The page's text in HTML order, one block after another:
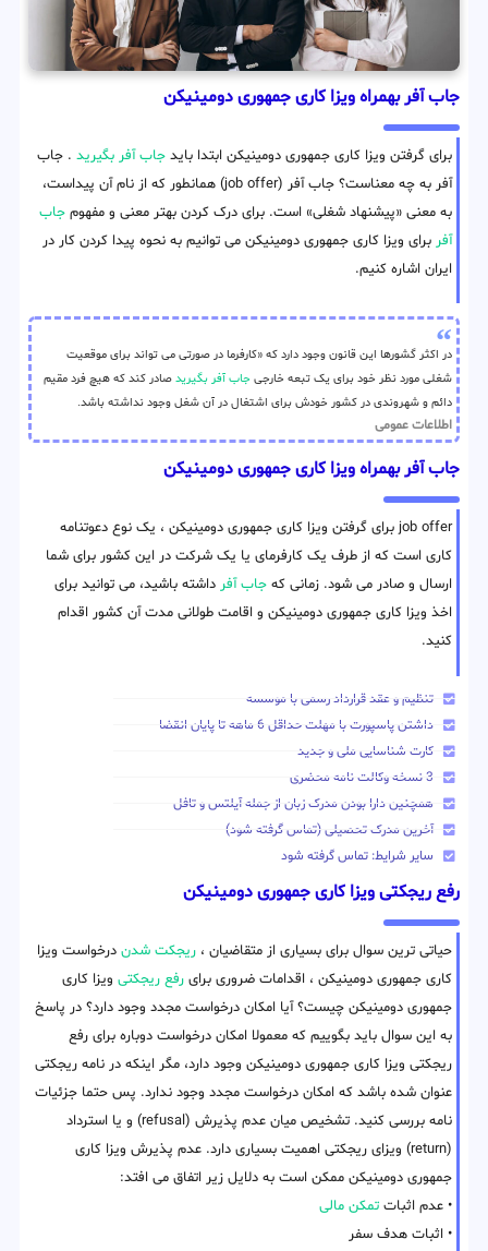
جاب آفر بهمراه ویزا کاری جمهوری دومینیکن
برای گرفتن ویزا کاری جمهوری دومینیکن ابتدا باید جاب آفر بگیرید . جاب
آفر به چه معناست؟ جاب آفر (job offer) همانطور که از نام آن پیداست،
به معنی «پیشنهاد شغلی» است. برای درک کردن بهتر معنی و مفهوم جاب
آفر برای ویزا کاری جمهوری دومینیکن می توانیم به نحوه پیدا کردن کار در
ایران اشاره کنیم.
در اکثر گشورها این قانون وجود دارد که «کارفرما در صورتی می تواند برای موقعیت
شغلی مورد نظر خود برای یک تبعه خارجی جاب آفر بگیرید صادر کند که هیچ فرد مقیم
دائم و شهروندی در کشور خودش برای اشتغال در آن شغل وجود نداشته باشد.
اطلاعات عمومی
جاب آفر بهمراه ویزا کاری جمهوری دومینیکن
job offer برای گرفتن ویزا کاری جمهوری دومینیکن ، یک نوع دعوتنامه
کاری است که از طرف یک کارفرمای یا یک شرکت در این کشور برای شما
ارسال و صادر می شود. زمانی که جاب آفر داشته باشید، می توانید برای
اخذ ویزا کاری جمهوری دومینیکن و اقامت طولانی مدت آن کشور اقدام
کنید.
تنظیم و عقد قرارداد رسمی با موسسه
داشتن پاسپورت با مهلت حداقل 6 ماهه تا پایان انقضا
کارت شناسایی ملی و جدید
3 نسخه وکالت نامه محضری
همچنین دارا بودن مدرک زبان از جمله آیلتس و تافل
آخرین مدرک تحصیلی (تماس گرفته شود)
سایر شرایط: تماس گرفته شود
رفع ریجکتی ویزا کاری جمهوری دومینیکن
حیاتی ترین سوال برای بسیاری از متقاضیان ، ریجکت شدن درخواست ویزا
کاری جمهوری دومینیکن ، اقدامات ضروری برای رفع ریجکتی ویزا کاری
جمهوری دومینیکن چیست؟ آیا امکان درخواست مجدد وجود دارد؟ در پاسخ
به این سوال باید بگوییم که معمولا امکان درخواست دوباره برای رفع
ریجکتی ویزا کاری جمهوری دومینیکن وجود دارد، مگر اینکه در نامه ریجکتی
عنوان شده باشد که امکان درخواست مجدد وجود ندارد. پس حتما جزئیات
نامه بررسی کنید. تشخیص میان عدم پذیرش (refusal) و یا استرداد
(return) ویزای ریجکتی اهمیت بسیاری دارد. عدم پذیرش ویزا کاری
جمهوری دومینیکن ممکن است به دلایل زیر اتفاق می افتد:
• عدم اثبات تمکن مالی
• اثبات هدف سفر